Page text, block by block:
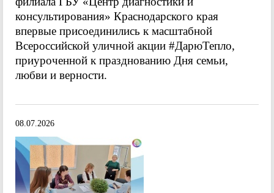
консультирования» Краснодарского края
впервые присоединились к масштабной
Всероссийской уличной акции #ДарюТепло,
приуроченной к празднованию Дня семьи,
любви и верности.
08.07.2026